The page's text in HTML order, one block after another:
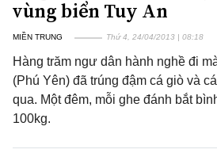
vùng biển Tuy An
MIỀN TRUNG Thứ 4, 24/04/2013 | 08:18
Hàng trăm ngư dân hành nghề đi
(Phú Yên) đã trúng đậm cá giò và
qua. Một đêm, mỗi ghe đánh bắt
100kg.